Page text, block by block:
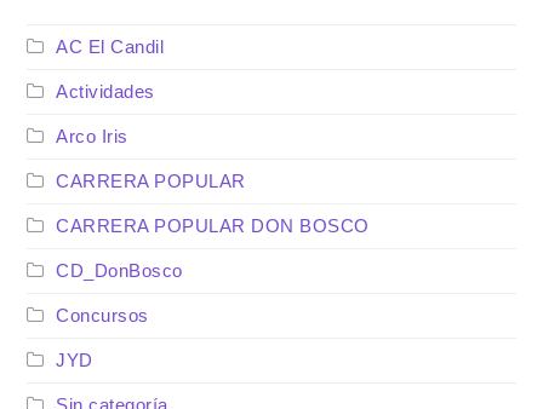
AC El Candil
Actividades
Arco Iris
CARRERA POPULAR
CARRERA POPULAR DON BOSCO
CD_DonBosco
Concursos
JYD
Sin categoría